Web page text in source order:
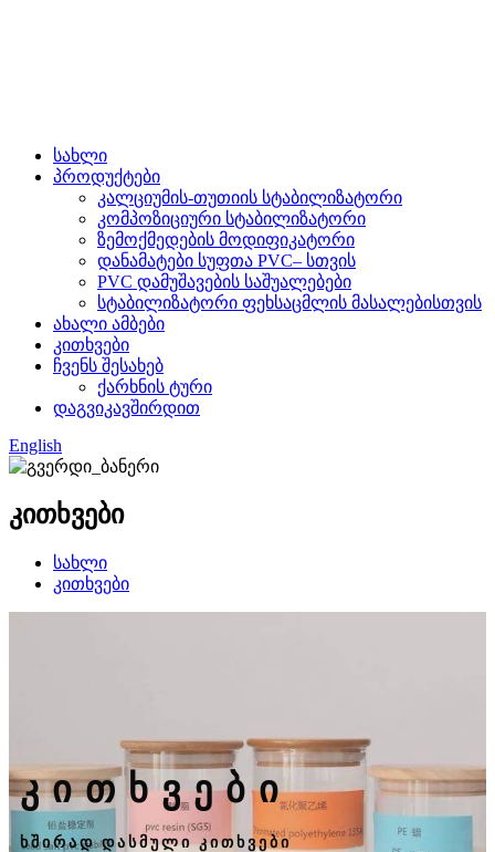
სახლი
პროდუქტები
კალციუმის-თუთიის სტაბილიზატორი
კომპოზიციური სტაბილიზატორი
ზემოქმედების მოდიფიკატორი
დანამატები სუფთა PVC– სთვის
PVC დამუშავების საშუალებები
სტაბილიზატორი ფეხსაცმლის მასალებისთვის
ახალი ამბები
კითხვები
ჩვენს შესახებ
ქარხნის ტური
დაგვიკავშირდით
English
კითხვები
სახლი
კითხვები
კითხვები
ხშირად დასმული კითხვები